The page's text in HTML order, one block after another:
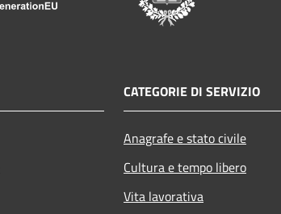
CATEGORIE DI SERVIZIO
Anagrafe e stato civile
Cultura e tempo libero
Vita lavorativa